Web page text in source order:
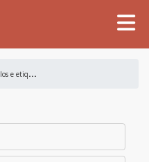
R
ótulos e etiquetas adesivas para segmentos diversos